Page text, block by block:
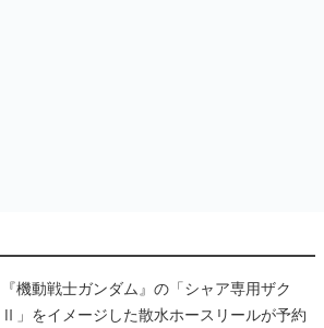
『機動戦士ガンダム』の「シャア専用ザク
Ⅱ」をイメージした散水ホースリールが予約